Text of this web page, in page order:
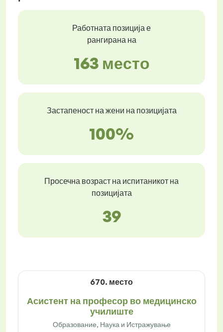
Работната позиција е
рангирана на
163 место
Застапеност на жени на позицијата
100%
Просечна возраст на испитаникот на
позицијата
39
670. место
Асистент на професор во медицинско
училиште
Образование, Наука и Истражување